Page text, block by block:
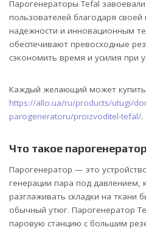
Парогенераторы Tefal
пользователей благодаря
надежности и инновационным
обеспечивают превосходные
сэкономить время и усилия при
Каждый желающий может купить
https://allo.ua/ru/products/utugi/
parogeneratoru/proizvoditel-tefal/.
Что такое
Парогенератор — это
генерации пара под давлением,
разглаживать складки на ткани
обычный утюг. Парогенератор
паровую станцию с большим